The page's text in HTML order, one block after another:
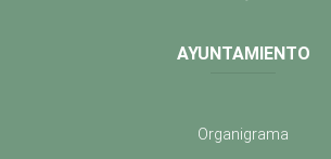
AYUNTAMIENTO
Organigrama